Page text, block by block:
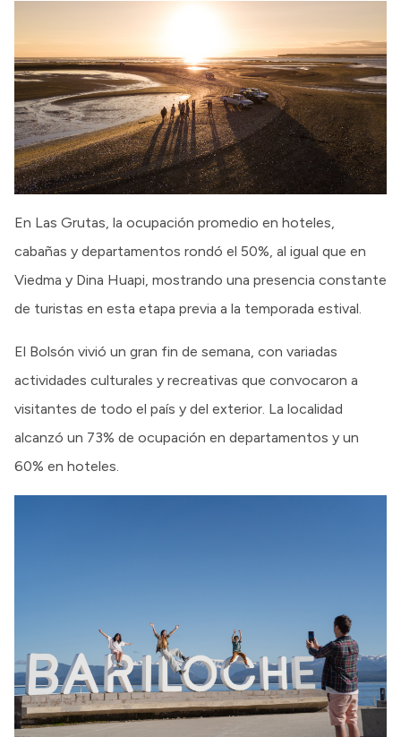
En Las Grutas, la ocupación promedio en hoteles,
cabañas y departamentos rondó el 50%, al igual que en
Viedma y Dina Huapi, mostrando una presencia constante
de turistas en esta etapa previa a la temporada estival.
El Bolsón vivió un gran fin de semana, con variadas
actividades culturales y recreativas que convocaron a
visitantes de todo el país y del exterior. La localidad
alcanzó un 73% de ocupación en departamentos y un
60% en hoteles.